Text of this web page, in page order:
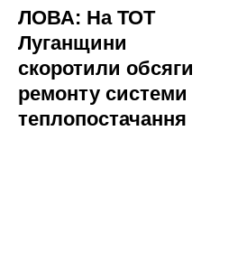
ЛОВА: На ТОТ
Луганщини
скоротили обсяги
ремонту системи
теплопостачання